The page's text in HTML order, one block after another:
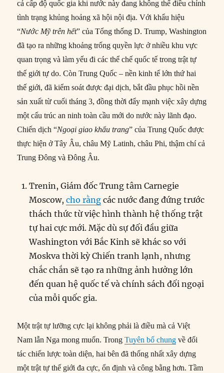
cả cấp độ quốc gia khi nước này đang không thể điều chỉnh
tình trạng khủng hoảng xã hội nội địa. Với khẩu hiệu
“Nước Mỹ trên hết” của Tổng thống D. Trump, Washington
đã tạo ra những khoảng trống quyền lực ở nhiều khu vực
quan trọng và làm yếu đi các thể chế quốc tế trong trật tự
thế giới tự do. Còn Trung Quốc – nền kinh tế lớn thứ hai
thế giới, đã kiểm soát được đại dịch, bắt đầu phục hồi nền
sản xuất từ cuối tháng 3, đồng thời đẩy mạnh việc xây dựng
một cấu trúc an ninh toàn cầu mới do nước này lãnh đạo.
Chiến dịch “Ngoại giao khẩu trang” của Trung Quốc được
thực hiện ở Tây Âu, châu Mỹ Latinh, châu Phi, thậm chí cả
Trung Đông và Đông Âu.
Trenin, Giám đốc Trung tâm Carnegie
Moscow,cho rằng các nước đang đứng trước
thách thức từ việc hình thành hệ thống trật
tự hai cực mới. Mặc dù sự đối đầu giữa
Washington với Bắc Kinh sẽ khác so với
Moskva thời kỳ Chiến tranh lạnh, nhưng
chắc chắn sẽ tạo ra những ảnh hưởng lớn
đến quan hệ quốc tế và chính sách đối ngoại
của mỗi quốc gia.
Một trật tự lưỡng cực lại không phải là điều mà cả Việt
Nam lẫn Nga mong muốn. TrongTuyên bố chung về đối
tác chiến lược toàn diện, hai bên đã thống nhất xây dựng
một trật tự thế giới đa cực, ổn định và công bằng hơn. Tầm